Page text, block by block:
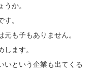
うか。
す。
も子もありません。
します。
いという企業も出てくる